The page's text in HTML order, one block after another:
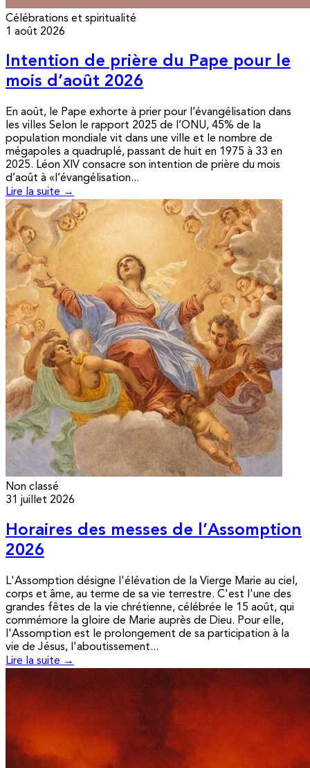
Célébrations et spiritualité
1 août 2026
Intention de prière du Pape pour le
mois d’août 2026
En août, le Pape exhorte à prier pour l’évangélisation dans
les villes Selon le rapport 2025 de l’ONU, 45% de la
population mondiale vit dans une ville et le nombre de
mégapoles a quadruplé, passant de huit en 1975 à 33 en
2025. Léon XIV consacre son intention de prière du mois
d’août à «l’évangélisation...
Lire la suite →
Non classé
31 juillet 2026
Horaires des messes de l’Assomption
2026
L'Assomption désigne l'élévation de la Vierge Marie au ciel,
corps et âme, au terme de sa vie terrestre. C'est l'une des
grandes fêtes de la vie chrétienne, célébrée le 15 août, qui
commémore la gloire de Marie auprès de Dieu. Pour elle,
l'Assomption est le prolongement de sa participation à la
vie de Jésus, l'aboutissement...
Lire la suite →